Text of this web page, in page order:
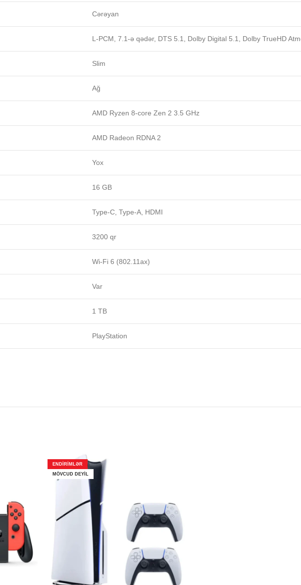
Cərəyan
L-PCM, 7.1-ə qədər, DTS 5.1, Dolby Digital 5.1, Dolby TrueHD
Slim
Ağ
AMD Ryzen 8-core Zen 2 3.5 GHz
AMD Radeon RDNA 2
Yox
16 GB
Type-C, Type-A, HDMI
3200 qr
Wi-Fi 6 (802.11ax)
Var
1 TB
PlayStation
ENDIRIMLƏR
MÖVCUD DEYIL